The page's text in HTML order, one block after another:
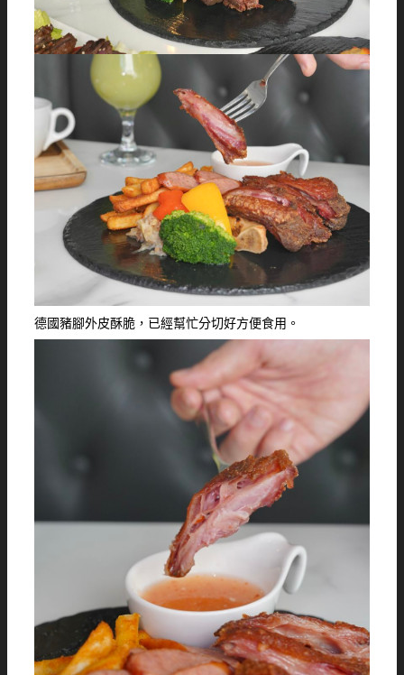
德國豬腳外皮酥脆，已經幫忙分切好方便食用。